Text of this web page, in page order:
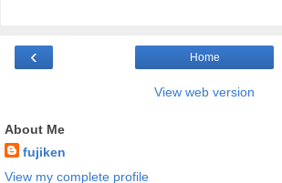
‹ Home
View web version
About Me
fujiken
View my complete profile